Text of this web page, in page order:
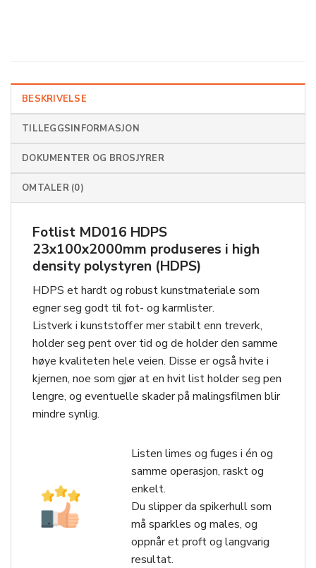
BESKRIVELSE
TILLEGGSINFORMASJON
DOKUMENTER OG BROSJYRER
OMTALER (0)
Fotlist MD016 HDPS
23x100x2000mm produseres i high
density polystyren (HDPS)
HDPS et hardt og robust kunstmateriale som
egner seg godt til fot- og karmlister.
Listverk i kunststoff er mer stabilt enn treverk,
holder seg pent over tid og de holder den samme
høye kvaliteten hele veien. Disse er også hvite i
kjernen, noe som gjør at en hvit list holder seg pen
lengre, og eventuelle skader på malingsfilmen blir
mindre synlig.
Listen limes og fuges i én og
samme operasjon, raskt og
enkelt.
Du slipper da spikerhull som
må sparkles og males, og
oppnår et proft og langvarig
resultat.